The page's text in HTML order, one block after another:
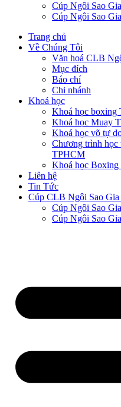
Cúp Ngôi Sao
Cúp Ngôi Sao
Trang chủ
Về Chúng Tôi
Văn hoá CLB
Mục đích
Báo chí
Chi nhánh
Khoá học
Khoá học boxing
Khoá học Muay
Khoá học võ tự
Chương trình
TPHCM
Khoá học Boxing
Liên hệ
Tin Tức
Cúp CLB Ngôi Sao
Cúp Ngôi Sao
Cúp Ngôi Sao